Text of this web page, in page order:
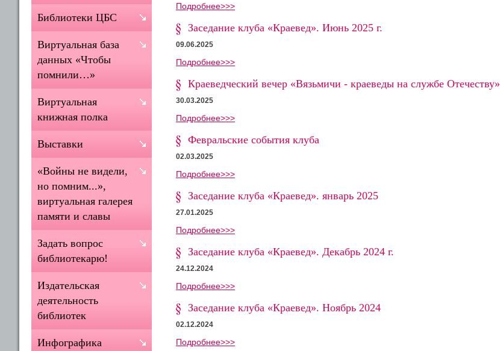
Подробнее>>>
Заседание клуба «Краевед». Июнь 2025 г.
09.06.2025
Подробнее>>>
Краеведческий вечер «Вязьмичи - краеведы на службе Отечеству»
30.03.2025
Подробнее>>>
Февральские события клуба
02.03.2025
Подробнее>>>
Заседание клуба «Краевед». январь 2025
27.01.2025
Подробнее>>>
Заседание клуба «Краевед». Декабрь 2024 г.
24.12.2024
Подробнее>>>
Заседание клуба «Краевед». Ноябрь 2024
02.12.2024
Подробнее>>>
Библиотеки ЦБС
Виртуальная база
данных «Чтобы
помнили…»
Виртуальная
книжная полка
Выставки
«Войны не видели,
но помним...»,
виртуальная галерея
памяти и славы
Задать вопрос
библиотекарю!
Издательская
деятельность
библиотек
Инфографика